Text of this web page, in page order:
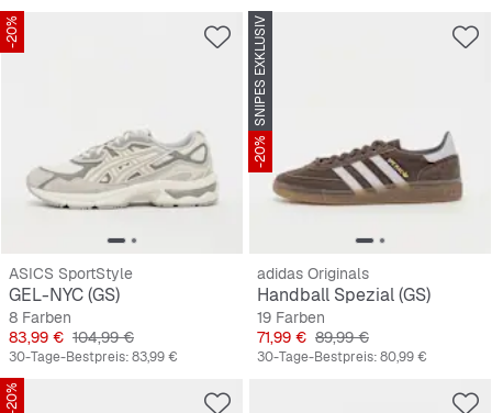
-20%
ASICS SportStyle
GEL-NYC (GS)
8 Farben
Preis
83,99 € Originalpreis
104,99 €
30-Tage-Bestpreis:83,99 €
SNIPES EXKLUSIV
-20%
adidas Originals
Handball Spezial (GS)
19 Farben
Preis
71,99 € Originalpreis
89,99 €
30-Tage-Bestpreis:80,99 €
-20%